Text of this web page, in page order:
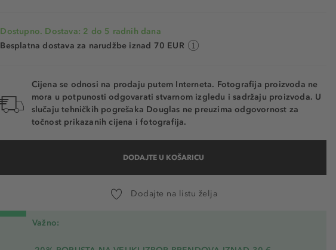
Dostupno. Dostava: 2 do 5 radnih dana
Besplatna dostava za narudžbe iznad 70 EUR
Cijena se odnosi na prodaju putem Interneta. Fotografija proizvoda ne
mora u potpunosti odgovarati stvarnom izgledu i sadržaju proizvoda. U
slučaju tehničkih pogrešaka Douglas ne preuzima odgovornost za
točnost prikazanih cijena i fotografija.
DODAJTE U KOŠARICU
Dodajte na listu želja
Važno: